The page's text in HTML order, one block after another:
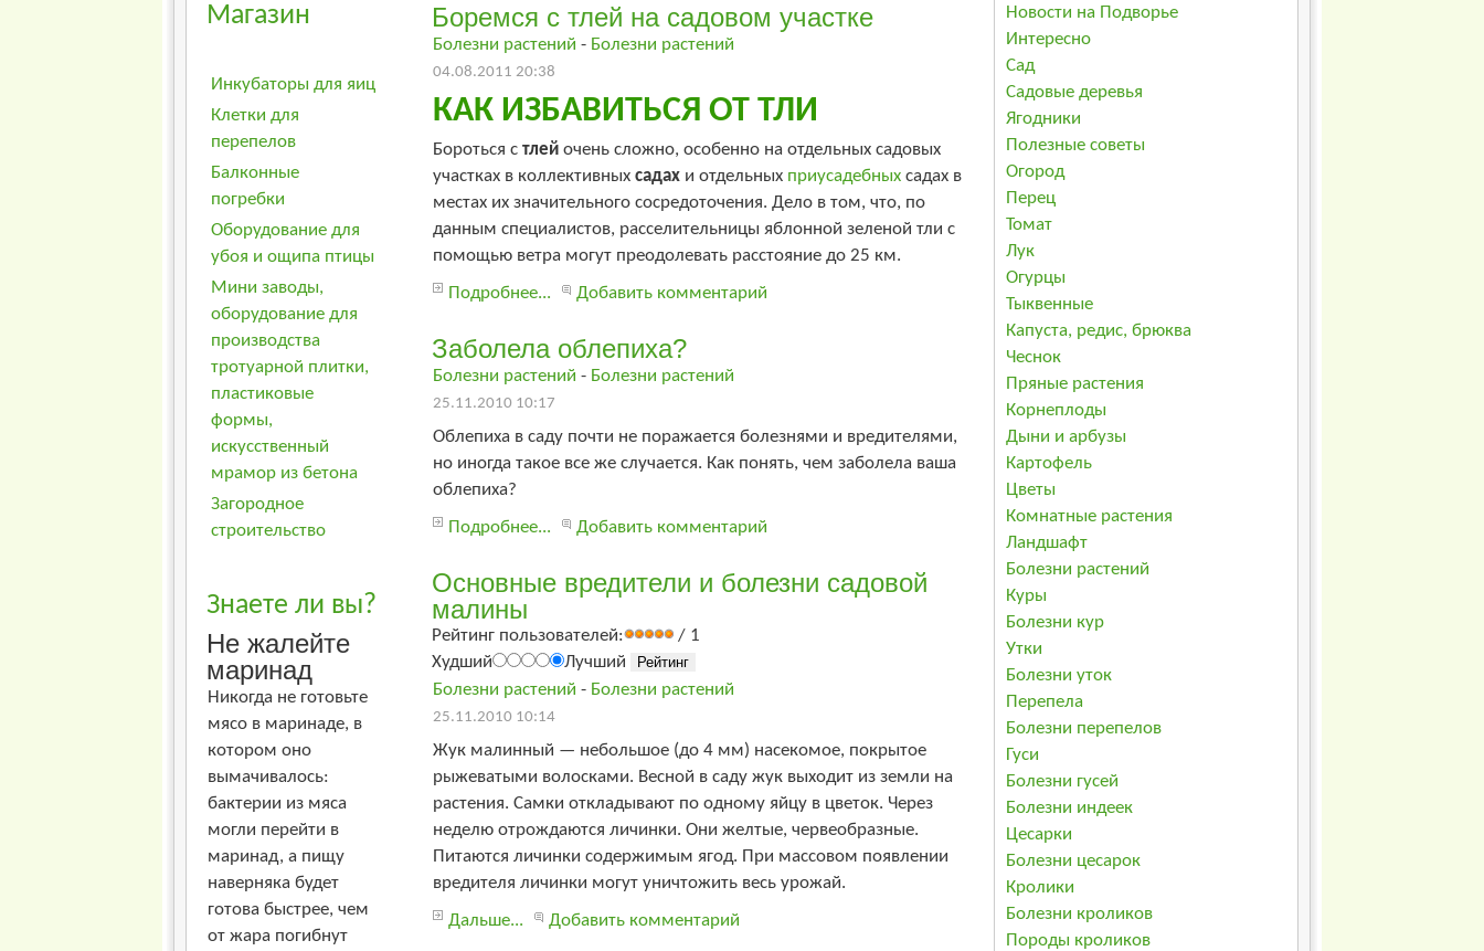
Магазин
Инкубаторы для яиц
Клетки для
перепелов
Балконные
погребки
Оборудование для
убоя и ощипа птицы
Мини заводы,
оборудование для
производства
тротуарной плитки,
пластиковые
формы,
искусственный
мрамор из бетона
Загородное
строительство
Знаете ли вы?
Не жалейте
маринад
Никогда не готовьте
мясо в маринаде, в
котором оно
вымачивалось:
бактерии из мяса
могли перейти в
маринад, а пищу
наверняка будет
готова быстрее, чем
от жара погибнут
Боремся с тлей на садовом участке
Болезни растений - Болезни растений
04.08.2011 20:38
КАК ИЗБАВИТЬСЯ ОТ ТЛИ
Бороться с тлей очень сложно, особенно на отдельных садовых
участках в коллективных садах и отдельных приусадебных садах в
местах их значительного сосредоточения. Дело в том, что, по
данным специалистов, расселительницы яблонной зеленой тли с
помощью ветра могут преодолевать расстояние до 25 км.
Подробнее...
Добавить комментарий
Заболела облепиха?
Болезни растений - Болезни растений
25.11.2010 10:17
Облепиха в саду почти не поражается болезнями и вредителями,
но иногда такое все же случается. Как понять, чем заболела ваша
облепиха?
Подробнее...
Добавить комментарий
Основные вредители и болезни садовой
малины
Рейтинг пользователей:
/ 1
Худший
Лучший
Болезни растений - Болезни растений
25.11.2010 10:14
Жук малинный — небольшое (до 4 мм) насекомое, покрытое
рыжеватыми волосками. Весной в саду жук выходит из земли на
растения. Самки откладывают по одному яйцу в цветок. Через
неделю отрождаются личинки. Они желтые, червеобразные.
Питаются личинки содержимым ягод. При массовом появлении
вредителя личинки могут уничтожить весь урожай.
Дальше...
Добавить комментарий
Новости на Подворье
Интересно
Сад
Садовые деревья
Ягодники
Полезные советы
Огород
Перец
Томат
Лук
Огурцы
Тыквенные
Капуста, редис, брюква
Чеснок
Пряные растения
Корнеплоды
Дыни и арбузы
Картофель
Цветы
Комнатные растения
Ландшафт
Болезни растений
Куры
Болезни кур
Утки
Болезни уток
Перепела
Болезни перепелов
Гуси
Болезни гусей
Болезни индеек
Цесарки
Болезни цесарок
Кролики
Болезни кроликов
Породы кроликов